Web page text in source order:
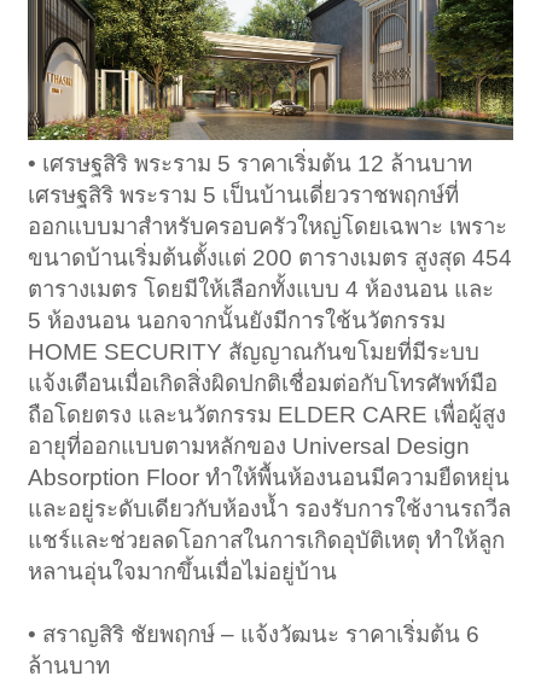
• เศรษฐสิริ พระราม 5 ราคาเริ่มต้น 12 ล้านบาท
เศรษฐสิริ พระราม 5 เป็นบ้านเดี่ยวราชพฤกษ์ที่
ออกแบบมาสำหรับครอบครัวใหญ่โดยเฉพาะ เพราะ
ขนาดบ้านเริ่มต้นตั้งแต่ 200 ตารางเมตร สูงสุด 454
ตารางเมตร โดยมีให้เลือกทั้งแบบ 4 ห้องนอน และ
5 ห้องนอน นอกจากนั้นยังมีการใช้นวัตกรรม
HOME SECURITY สัญญาณกันขโมยที่มีระบบ
แจ้งเตือนเมื่อเกิดสิ่งผิดปกติเชื่อมต่อกับโทรศัพท์มือ
ถือโดยตรง และนวัตกรรม ELDER CARE เพื่อผู้สูง
อายุที่ออกแบบตามหลักของ Universal Design
Absorption Floor ทำให้พื้นห้องนอนมีความยืดหยุ่น
และอยู่ระดับเดียวกับห้องน้ำ รองรับการใช้งานรถวีล
แชร์และช่วยลดโอกาสในการเกิดอุบัติเหตุ ทำให้ลูก
หลานอุ่นใจมากขึ้นเมื่อไม่อยู่บ้าน
• สราญสิริ ชัยพฤกษ์ – แจ้งวัฒนะ ราคาเริ่มต้น 6
ล้านบาท